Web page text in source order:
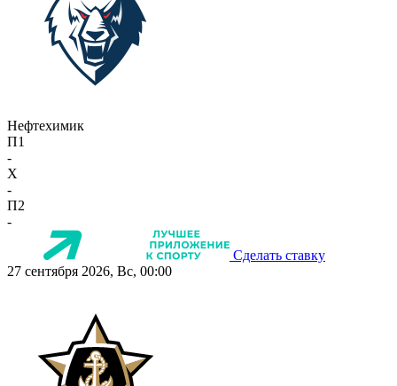
Нефтехимик
П1
-
X
-
П2
-
Сделать ставку
27 сентября 2026, Вс, 00:00